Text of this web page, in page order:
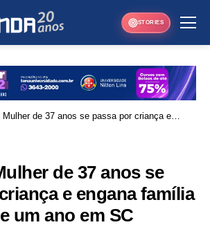
STORIES
de 37 anos se passa por criança e
de 37 anos se
e engana família
um ano em SC